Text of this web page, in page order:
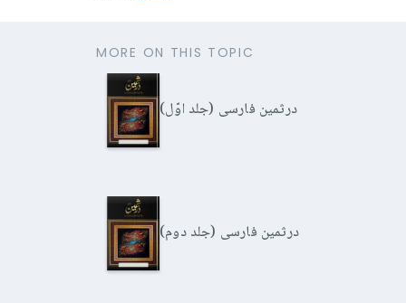
MORE ON THIS TOPIC
درثمین فارسی (جلد اوّل)
درثمین فارسی (جلد دوم)